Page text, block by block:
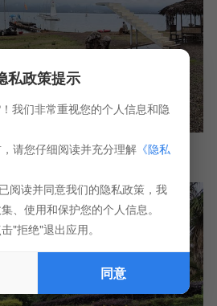
私政策提示
我们非常重视您的个人信息和隐
请您仔细阅读并充分理解《隐私
阅读并同意我们的隐私政策，我
、使用和保护您的个人信息。
"拒绝"退出应用。
同意